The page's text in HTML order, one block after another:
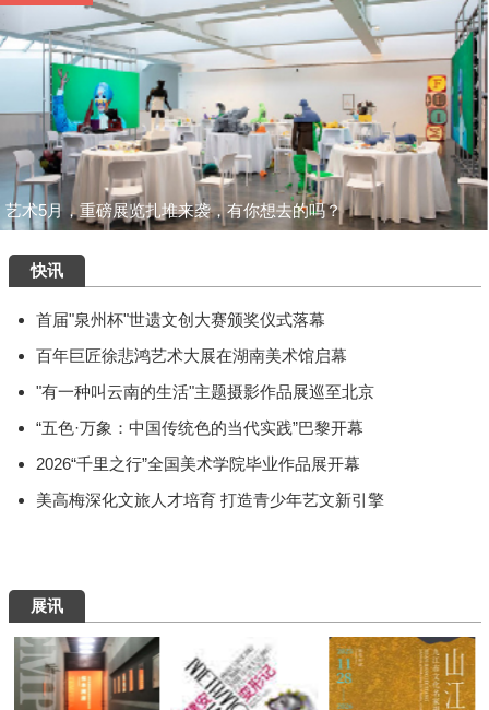
艺术5月，重磅展览扎堆来袭，有你想去的吗？
快讯
首届"泉州杯"世遗文创大赛颁奖仪式落幕
百年巨匠徐悲鸿艺术大展在湖南美术馆启幕
"有一种叫云南的生活"主题摄影作品展巡至北京
“五色·万象：中国传统色的当代实践”巴黎开幕
2026“千里之行”全国美术学院毕业作品展开幕
美高梅深化文旅人才培育 打造青少年艺文新引擎
展讯